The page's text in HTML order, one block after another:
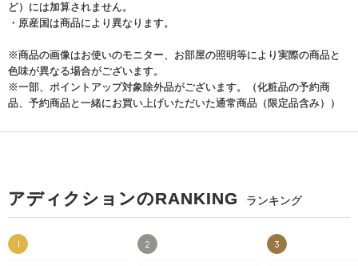
ど）には加算されません。
・原産国は商品により異なります。
※商品の画像はお使いのモニター、お部屋の照明等により実際の商品と
色味が異なる場合がございます。
※一部、ポイントアップ対象除外品がございます。（化粧品の予約商
品、予約商品と一緒にお買い上げいただいた通常商品（限定品含み））
アディクションのRANKING ランキング
1 2 3